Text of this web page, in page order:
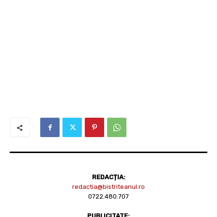
REDACȚIA:
redactia@bistriteanul.ro
0722.480.707